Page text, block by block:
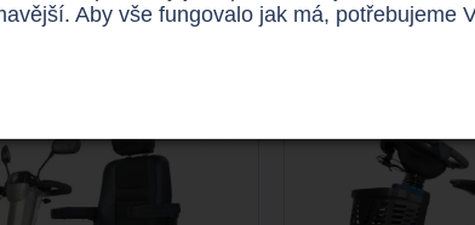
Aby vše fungovalo jak má, potřebujeme